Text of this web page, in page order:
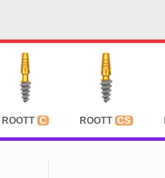
ROOTT C ROOTT CS